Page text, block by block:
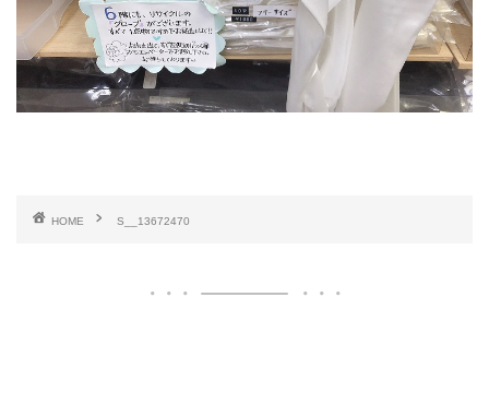
HOME S__13672470